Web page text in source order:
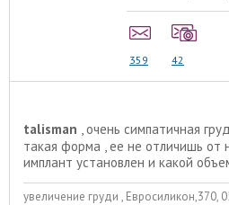
359 42
talisman , очень симпатичная
такая форма , ее не отличишь от
имплант установлен и какой
увеличение груди , Евросиликон,370,